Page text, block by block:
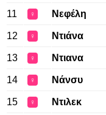
11 ♀ Νεφέλη
12 ♀ Ντιάνα
13 ♀ Ντιανα
14 ♀ Νάνσυ
15 ♀ Ντιλεκ